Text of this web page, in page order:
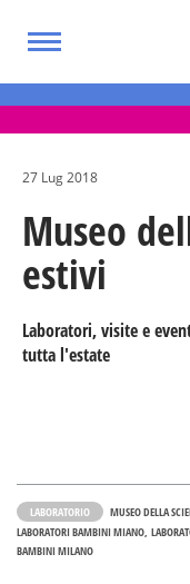
main
Toggle
Eventi per
nella Città
27 Lug 2018
Museo
estivi
Laboratori, visite e
tutta l'estate
LABORATORIO MUSEO DELLA
LABORATORI BAMBINI MIANO
BAMBINI MILANO